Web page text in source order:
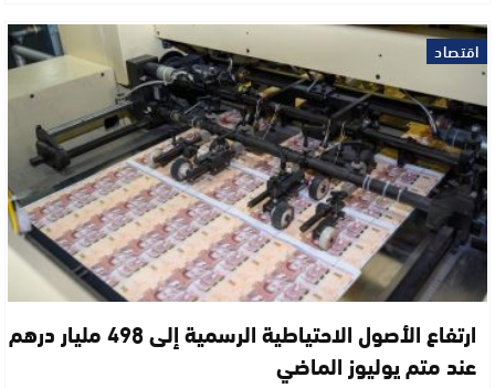
اقتصاد
ارتفاع الأصول الاحتياطية الرسمية إلى 498 مليار درهم
عند متم يوليوز الماضي